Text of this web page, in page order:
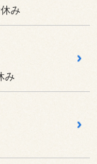
み
み